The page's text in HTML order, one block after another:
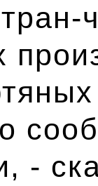
-